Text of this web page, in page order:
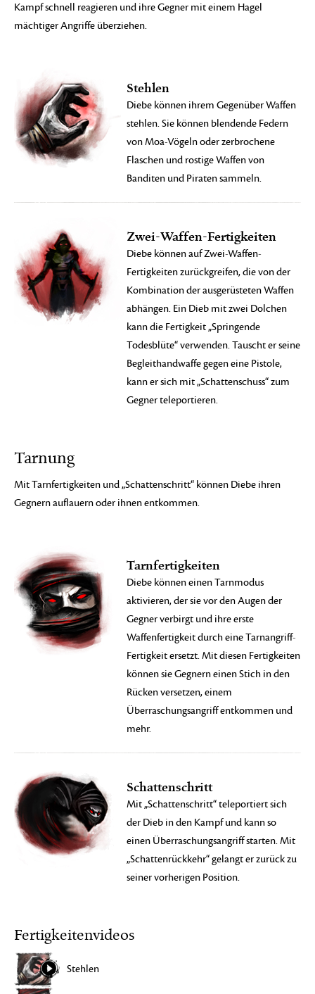
Kampf schnell reagieren und ihre Gegner mit einem Hagel
mächtiger Angriffe überziehen.
Stehlen
Diebe können ihrem Gegenüber Waffen
stehlen. Sie können blendende Federn
von Moa-Vögeln oder zerbrochene
Flaschen und rostige Waffen von
Banditen und Piraten sammeln.
Zwei-Waffen-Fertigkeiten
Diebe können auf Zwei-Waffen-
Fertigkeiten zurückgreifen, die von der
Kombination der ausgerüsteten Waffen
abhängen. Ein Dieb mit zwei Dolchen
kann die Fertigkeit „Springende
Todesblüte“ verwenden. Tauscht er seine
Begleithandwaffe gegen eine Pistole,
kann er sich mit „Schattenschuss“ zum
Gegner teleportieren.
Tarnung
Mit Tarnfertigkeiten und „Schattenschritt“ können Diebe ihren
Gegnern auflauern oder ihnen entkommen.
Tarnfertigkeiten
Diebe können einen Tarnmodus
aktivieren, der sie vor den Augen der
Gegner verbirgt und ihre erste
Waffenfertigkeit durch eine Tarnangriff-
Fertigkeit ersetzt. Mit diesen Fertigkeiten
können sie Gegnern einen Stich in den
Rücken versetzen, einem
Überraschungsangriff entkommen und
mehr.
Schattenschritt
Mit „Schattenschritt“ teleportiert sich
der Dieb in den Kampf und kann so
einen Überraschungsangriff starten. Mit
„Schattenrückkehr“ gelangt er zurück zu
seiner vorherigen Position.
Fertigkeitenvideos
Stehlen